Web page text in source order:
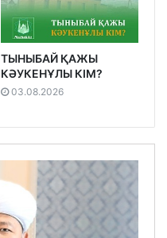
ТЫНЫБАЙ ҚАЖЫ
КӘУКЕНҰЛЫ КІМ?
03.08.2026